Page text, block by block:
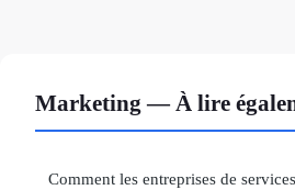
Marketing — À lire
Comment les entreprises de